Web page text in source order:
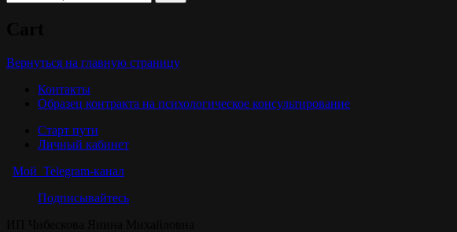
Вернуться на главную страницу
Контакты
Образец контракта на психологическое консультирование
Старт пути
Личный кабинет
Мой Telegram-канал
Подписывайтесь